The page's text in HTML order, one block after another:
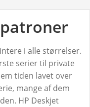
i alle størrelser.
serier til private
tiden lavet over
mange af dem
HP Deskjet